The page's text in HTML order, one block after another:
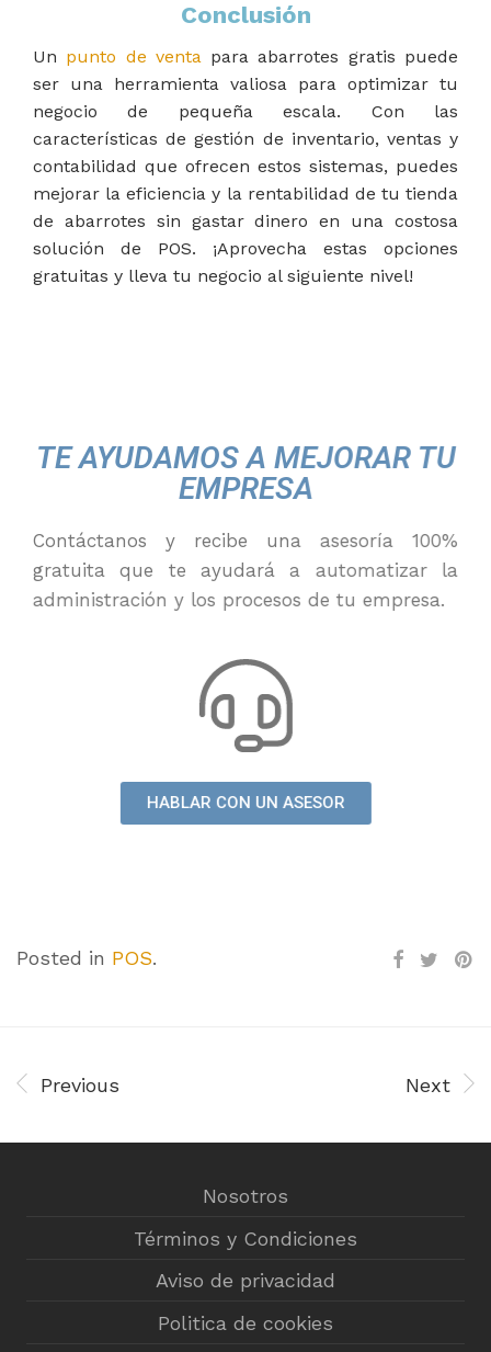
Conclusión
Un punto de ventapara abarrotes gratis puede
ser una herramienta valiosa para optimizar tu
negocio de pequeña escala. Con las
características de gestión de inventario, ventas y
contabilidad que ofrecen estos sistemas, puedes
mejorar la eficiencia y la rentabilidad de tu tienda
de abarrotes sin gastar dinero en una costosa
solución de POS. ¡Aprovecha estas opciones
gratuitas y lleva tu negocio al siguiente nivel!
TE AYUDAMOS A MEJORAR TU
EMPRESA
Contáctanos y recibe una asesoría 100%
gratuita que te ayudará a automatizar la
administración y los procesos de tu empresa.
HABLAR CON UN ASESOR
Posted in POS.
Previous Next
Nosotros
Términos y Condiciones
Aviso de privacidad
Politica de cookies